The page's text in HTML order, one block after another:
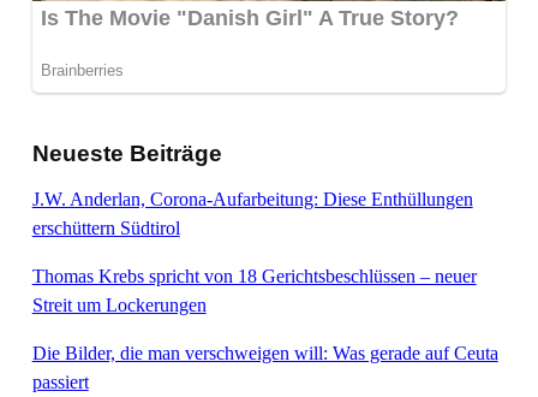
Neueste Beiträge
J.W. Anderlan, Corona-Aufarbeitung: Diese Enthüllungen
erschüttern Südtirol
Thomas Krebs spricht von 18 Gerichtsbeschlüssen – neuer
Streit um Lockerungen
Die Bilder, die man verschweigen will: Was gerade auf Ceuta
passiert